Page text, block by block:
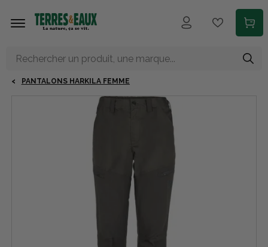
PANTALONS HARKILA FEMME